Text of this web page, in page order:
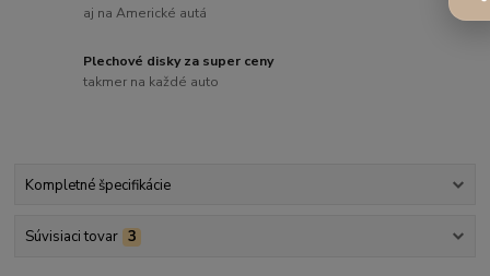
aj na Americké autá
Plechové disky za super ceny
takmer na každé auto
Kompletné špecifikácie
Súvisiaci tovar 3